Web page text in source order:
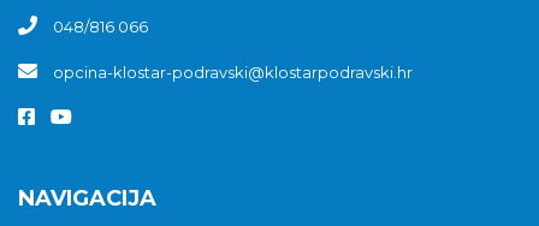
048/816 066
opcina-klostar-podravski@klostarpodravski.hr
NAVIGACIJA